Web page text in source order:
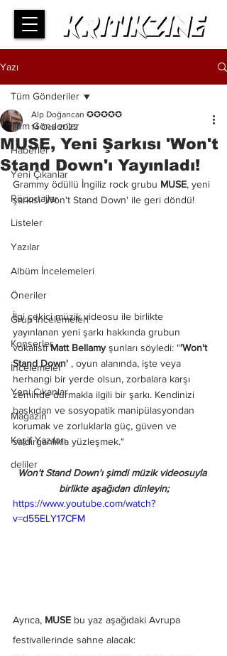
Yazı
Tüm Gönderiler
Haberler
Yeni Çıkanlar
Röportajlar
Listeler
Yazılar
Albüm İncelemeleri
Öneriler
Grup İncelemeleri
Konserler
İncelemeler
Yeni Çıkanlar
Magazin
Keşif Yazıları
deliler
Tüm Gönderiler
MUSE, Yeni Şarkısı 'Won't
Stand Down'ı Yayınladı!
Alp Doğancan ✪✪✪✪✪
14 Oca 2022
Grammy ödüllü İngiliz rock grubu MUSE, yeni
şarkısı 'Won't Stand Down' ile geri döndü!
İlgi çekici müzik videosu ile birlikte
yayınlanan yeni şarkı hakkında grubun
vokalisti Matt Bellamy şunları söyledi: "'Won't
Stand Down' , oyun alanında, işte veya
herhangi bir yerde olsun, zorbalara karşı
zeminde durmakla ilgili bir şarkı. Kendinizi
baskıdan ve sosyopatik manipülasyondan
korumak ve zorluklarla güç, güven ve
saldırganlıkla yüzleşmek."
Won't Stand Down'ı şimdi müzik videosuyla
birlikte aşağıdan dinleyin;
https://www.youtube.com/watch?
v=d55ELY17CFM
Ayrıca, MUSE bu yaz aşağıdaki Avrupa
festivallerinde sahne alacak: